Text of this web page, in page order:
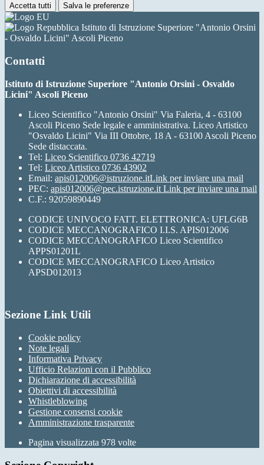
Accetta tutti Salva le preferenze
Istituto di Istruzione Superiore "Antonio Orsini
- Osvaldo Licini" Ascoli Piceno
Contatti
Istituto di Istruzione Superiore "Antonio Orsini - Osvaldo
Licini" Ascoli Piceno
Liceo Scientifico "Antonio Orsini" Via Faleria, 4 - 63100
Ascoli Piceno Sede legale e amministrativa. Liceo Artistico
"Osvaldo Licini" Via III Ottobre, 18 A - 63100 Ascoli Piceno
Sede distaccata.
Tel: Liceo Scientifico 0736 42719
Tel: Liceo Artistico 0736 43902
Email: apis012006@istruzione.itLink per inviare una mail
PEC: apis012006@pec.istruzione.it Link per inviare una mail
C.F.: 92059890449
CODICE UNIVOCO FATT. ELETTRONICA: UFLG6B
CODICE MECCANOGRAFICO I.I.S. APIS012006
CODICE MECCANOGRAFICO Liceo Scientifico
APPS01201L
CODICE MECCANOGRAFICO Liceo Artistico
APSD012013
Sezione Link Utili
Cookie policy
Note legali
Informativa Privacy
Ufficio Relazioni con il Pubblico
Dichiarazione di accessibilità
Obiettivi di accessibilità
Whistleblowing
Gestione consensi cookie
Amministrazione trasparente
Pagina visualizzata 978 volte